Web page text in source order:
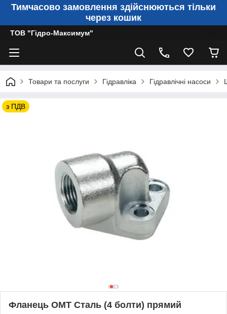
Тимчасово замовлення здійснюються тільки
через кошик
ТОВ "Гідро-Максимум"
Товари та послуги Гідравліка Гідравлічні насоси
з ПДВ
Фланець OMT Сталь (4 болти) прямий